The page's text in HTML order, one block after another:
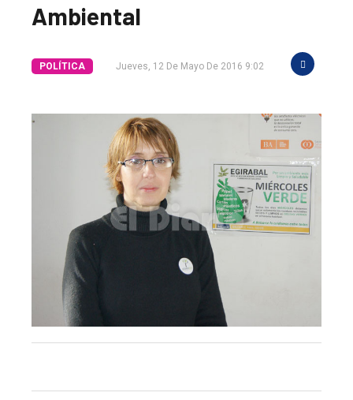
El
Balcarce
Inicio
Tendencia
Int.
Ambiental
POLÍTICA Jueves, 12 De Mayo De 2016 9:02